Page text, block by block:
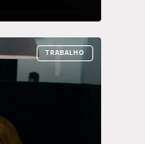
TRABALHO
TRABALHO